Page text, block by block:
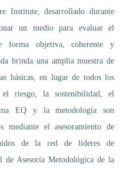
Institute, desarrollado durante
un medio para evaluar el
forma objetiva, coherente y
brinda una amplia muestra de
básicas, en lugar de todos los
el riesgo, la sostenibilidad, el
EQ y la metodología son
mediante el asesoramiento de
de la red de líderes de
de Asesoría Metodológica de la